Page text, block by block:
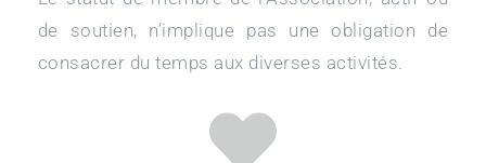
Partenaires
de soutien, n’implique pas une obligation de
consacrer du temps aux diverses activités.